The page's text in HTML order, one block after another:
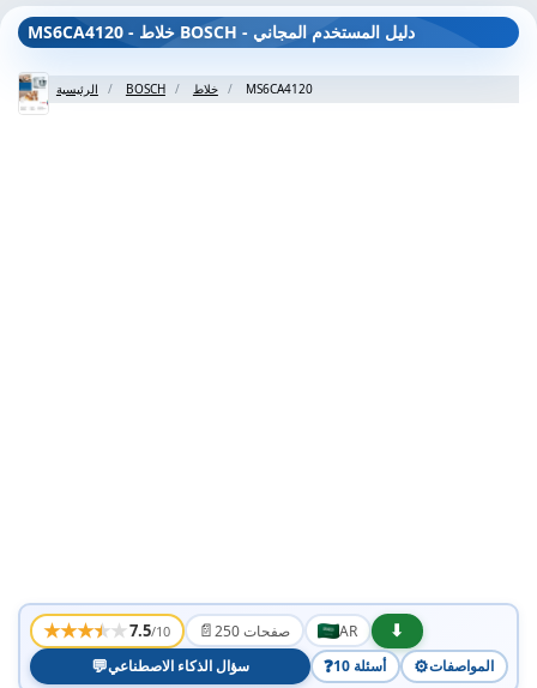
MS6CA4120 - خلاط BOSCH - دليل المستخدم المجاني
الرئيسية BOSCH خلاط MS6CA4120
★★★★★7.5/10 📄 250 صفحات AR
⬇
💬سؤال الذكاء الاصطناعي ❓ 10 أسئلة ⚙️المواصفات